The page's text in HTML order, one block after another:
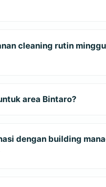
cleaning rutin
area Bintaro?
dengan building